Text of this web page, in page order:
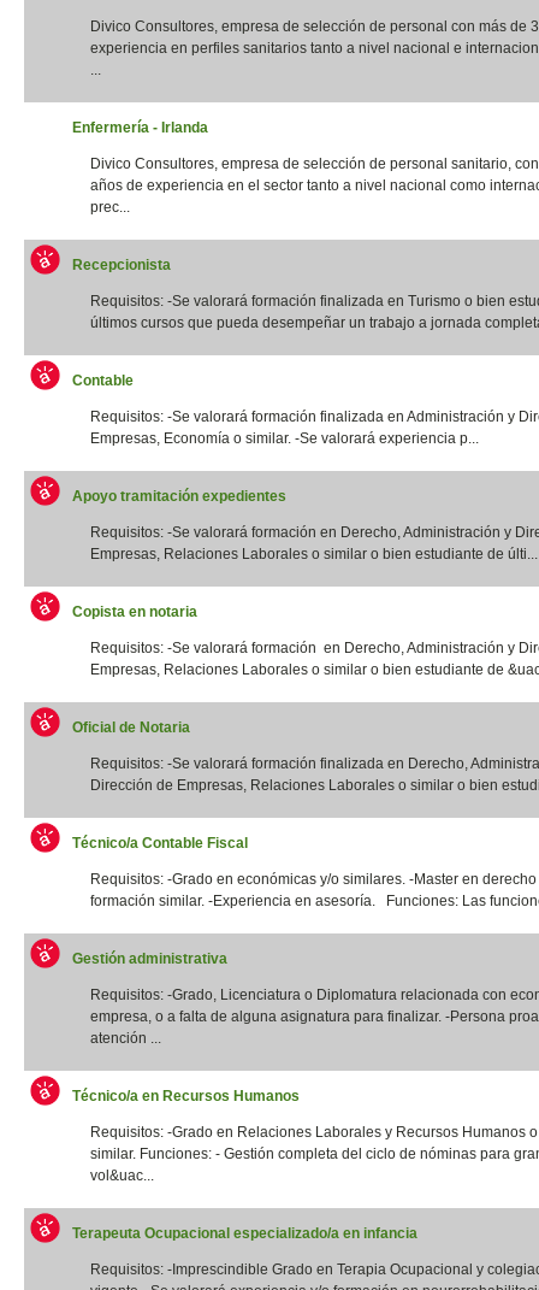
Divico Consultores, empresa de selección de personal con más de
experiencia en perfiles sanitarios tanto a nivel nacional e
...
Enfermería - Irlanda
Divico Consultores, empresa de selección de personal sanitario,
años de experiencia en el sector tanto a nivel nacional como
prec...
Recepcionista
Requisitos: -Se valorará formación finalizada en Turismo o bien
últimos cursos que pueda desempeñar un trabajo a jornada
Contable
Requisitos: -Se valorará formación finalizada en Administración y
Empresas, Economía o similar. -Se valorará experiencia p...
Apoyo tramitación expedientes
Requisitos: -Se valorará formación en Derecho, Administración y
Empresas, Relaciones Laborales o similar o bien estudiante de últi...
Copista en notaria
Requisitos: -Se valorará formación en Derecho, Administración y
Empresas, Relaciones Laborales o similar o bien estudiante de
Oficial de Notaria
Requisitos: -Se valorará formación finalizada en Derecho,
Dirección de Empresas, Relaciones Laborales o similar o bien
Técnico/a Contable Fiscal
Requisitos: -Grado en económicas y/o similares. -Master en
formación similar. -Experiencia en asesoría. Funciones: Las
Gestión administrativa
Requisitos: -Grado, Licenciatura o Diplomatura relacionada con
empresa, o a falta de alguna asignatura para finalizar. -Persona
atención ...
Técnico/a en Recursos Humanos
Requisitos: -Grado en Relaciones Laborales y Recursos Humanos
similar. Funciones: - Gestión completa del ciclo de nóminas para
vol&uac...
Terapeuta Ocupacional especializado/a en infancia
Requisitos: -Imprescindible Grado en Terapia Ocupacional y